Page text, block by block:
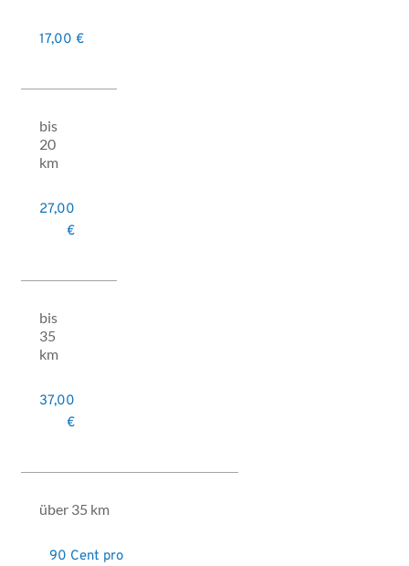
17,00 €
bis
20
km
27,00
€
bis
35
km
37,00
€
über 35 km
90 Cent pro